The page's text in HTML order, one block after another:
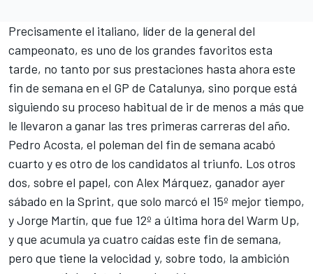
Precisamente el italiano, líder de la general del
campeonato, es uno de los grandes favoritos esta
tarde, no tanto por sus prestaciones hasta ahora este
fin de semana en el GP de Catalunya, sino porque está
siguiendo su proceso habitual de ir de menos a más que
le llevaron a ganar las tres primeras carreras del año.
Pedro Acosta, el poleman del fin de semana acabó
cuarto y es otro de los candidatos al triunfo. Los otros
dos, sobre el papel, con Alex Márquez, ganador ayer
sábado en la Sprint, que solo marcó el 15º mejor tiempo,
yJorge Martín, que fue 12º a última hora del Warm Up,
y que acumula ya cuatro caídas este fin de semana,
pero que tiene la velocidad y, sobre todo, la ambición